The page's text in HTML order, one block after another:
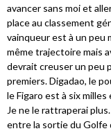
avancer sans moi et
place au classement
vainqueur est à un peu
même trajectoire mais
devrait creuser un peu
premiers. Digadao, le
le Figaro est à six
Je ne le rattraperai
entre la sortie du Golfe